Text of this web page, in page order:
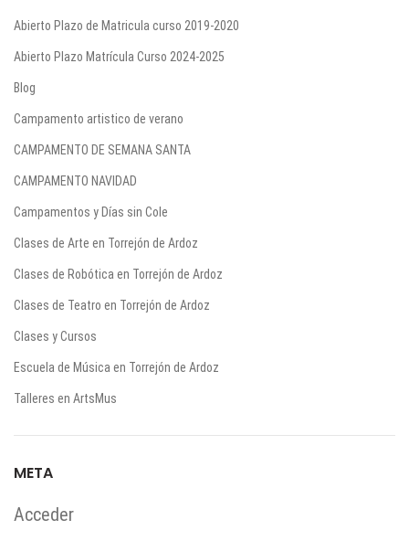
Abierto Plazo de Matricula curso 2019-2020
Abierto Plazo Matrícula Curso 2024-2025
Blog
Campamento artistico de verano
CAMPAMENTO DE SEMANA SANTA
CAMPAMENTO NAVIDAD
Campamentos y Días sin Cole
Clases de Arte en Torrejón de Ardoz
Clases de Robótica en Torrejón de Ardoz
Clases de Teatro en Torrejón de Ardoz
Clases y Cursos
Escuela de Música en Torrejón de Ardoz
Talleres en ArtsMus
META
Acceder